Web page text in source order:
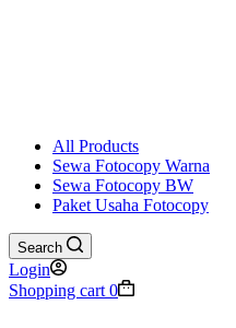
All Products
Sewa Fotocopy Warna
Sewa Fotocopy BW
Paket Usaha Fotocopy
Search
Login
Shopping cart 0